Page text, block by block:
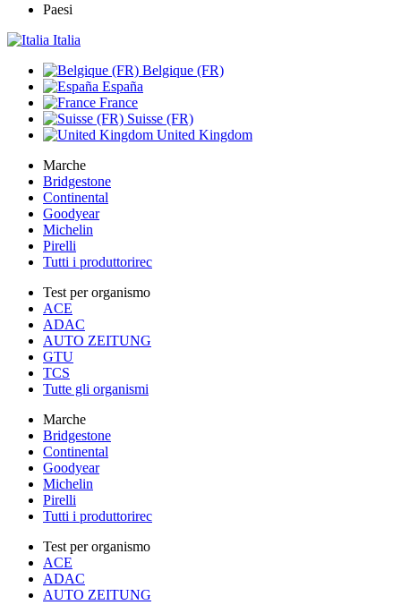
Paesi
Italia
Belgique (FR)
España
France
Suisse (FR)
United Kingdom
Marche
Bridgestone
Continental
Goodyear
Michelin
Pirelli
Tutti i produttorirec
Test per organismo
ACE
ADAC
AUTO ZEITUNG
GTU
TCS
Tutte gli organismi
Marche
Bridgestone
Continental
Goodyear
Michelin
Pirelli
Tutti i produttorirec
Test per organismo
ACE
ADAC
AUTO ZEITUNG